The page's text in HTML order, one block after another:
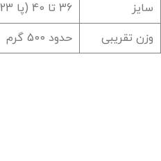
سایز
36 تا 40 (پا 23 تا 25 cm)
وزن تقریبی
حدود 500 گرم